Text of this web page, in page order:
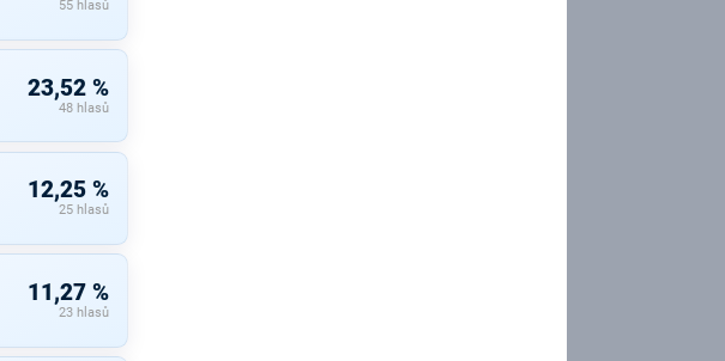
55 hlasů
23,52 %
48 hlasů
12,25 %
25 hlasů
11,27 %
23 hlasů